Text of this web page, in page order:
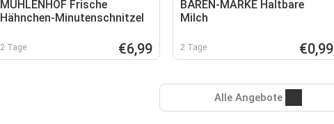
MÜHLENHOF Frische
Hähnchen-Minutenschnitzel
2 Tage €6,99
BÄREN-MARKE Haltbare
Milch
2 Tage €0,99
Alle Angebote